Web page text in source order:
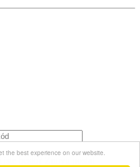
the best experience on our website.